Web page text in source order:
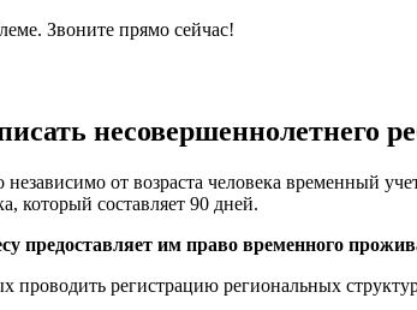
Звоните прямо сейчас!
несовершеннолетнего
независимо от возраста человека временный
который составляет 90 дней.
предоставляет им право временного
проводить регистрацию региональных